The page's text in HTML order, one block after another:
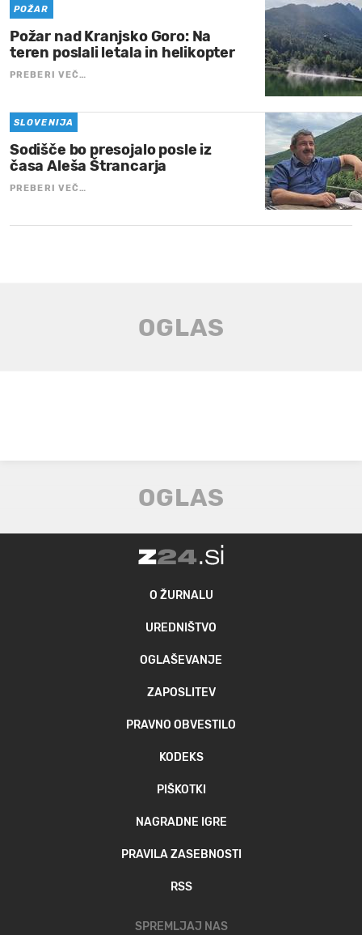
POŽAR
Požar nad Kranjsko Goro: Na
teren poslali letala in helikopter
PREBERI VEČ…
SLOVENIJA
Sodišče bo presojalo posle iz
časa Aleša Štrancarja
PREBERI VEČ…
O ŽURNALU
UREDNIŠTVO
OGLAŠEVANJE
ZAPOSLITEV
PRAVNO OBVESTILO
KODEKS
PIŠKOTKI
NAGRADNE IGRE
PRAVILA ZASEBNOSTI
RSS
SPREMLJAJ NAS